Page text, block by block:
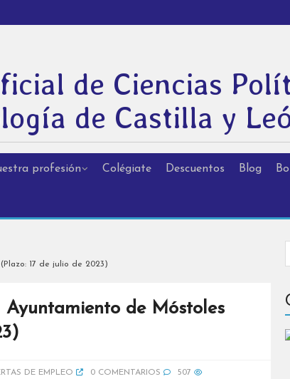
de Ciencias
de Castilla y
profesión Colégiate Descuentos Blog
17 de julio de 2023)
de Móstoles
DE EMPLEO 0 COMENTARIOS 507